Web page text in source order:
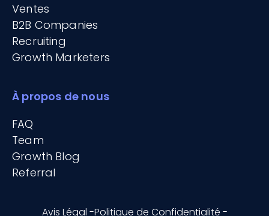
Ventes
B2B Companies
Recruiting
Growth Marketers
À propos de nous
FAQ
Team
Growth Blog
Referral
Avis Légal -Politique de Confidentialité -